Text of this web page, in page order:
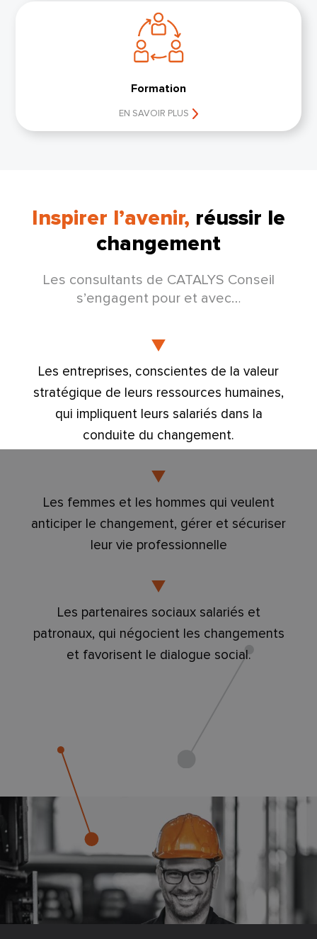
Formation
EN SAVOIR PLUS
Inspirer l’avenir, réussir le
changement
Les consultants de CATALYS Conseil
s’engagent pour et avec…
Les entreprises, conscientes de la valeur
stratégique de leurs ressources humaines,
qui impliquent leurs salariés dans la
conduite du changement.
Les femmes et les hommes qui veulent
anticiper le changement, gérer et sécuriser
leur vie professionnelle
Les partenaires sociaux salariés et
patronaux, qui négocient les changements
et favorisent le dialogue social.